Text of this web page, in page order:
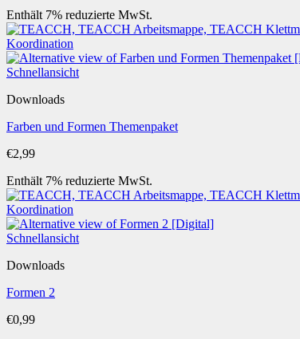
Enthält 7% reduzierte MwSt.
Schnellansicht
Downloads
Farben und Formen Themenpaket
€2,99
Enthält 7% reduzierte MwSt.
Schnellansicht
Downloads
Formen 2
€0,99